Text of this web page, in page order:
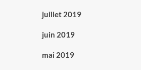
juillet 2019
juin 2019
mai 2019